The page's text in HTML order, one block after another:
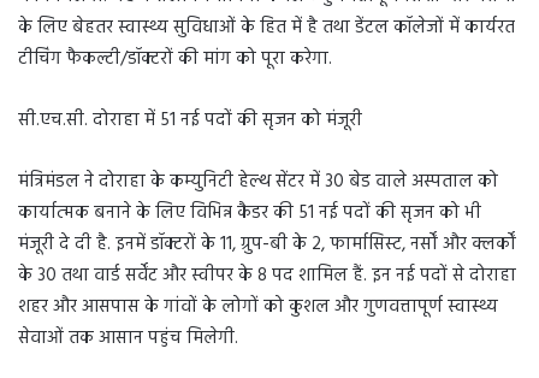
के लिए बेहतर स्वास्थ्य सुविधाओं के हित में है तथा डेंटल कॉलेजों में कार्यरत
टीचिंग फैकल्टी/डॉक्टरों की मांग को पूरा करेगा.
सी.एच.सी. दोराहा में 51 नई पदों की सृजन को मंजूरी
मंत्रिमंडल ने दोराहा के कम्युनिटी हेल्थ सेंटर में 30 बेड वाले अस्पताल को
कार्यात्मक बनाने के लिए विभिन्न कैडर की 51 नई पदों की सृजन को भी
मंजूरी दे दी है. इनमें डॉक्टरों के 11, ग्रुप-बी के 2, फार्मासिस्ट, नर्सों और क्लर्कों
के 30 तथा वार्ड सर्वेंट और स्वीपर के 8 पद शामिल हैं. इन नई पदों से दोराहा
शहर और आसपास के गांवों के लोगों को कुशल और गुणवत्तापूर्ण स्वास्थ्य
सेवाओं तक आसान पहुंच मिलेगी.